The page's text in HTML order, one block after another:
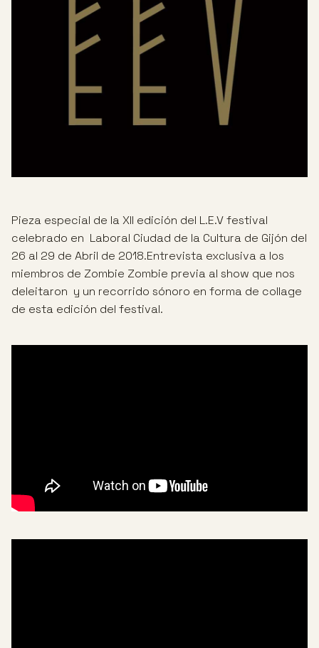
Pieza especial de la XII edición del L.E.V festival
celebrado en Laboral Ciudad de la Cultura de Gijón del
26 al 29 de Abril de 2018.Entrevista exclusiva a los
miembros de Zombie Zombie previa al show que nos
deleitaron y un recorrido sónoro en forma de collage
de esta edición del festival.